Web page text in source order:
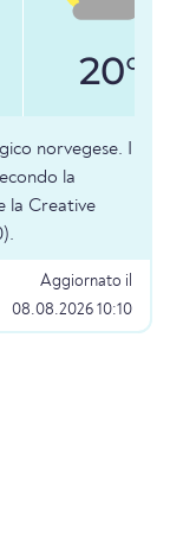
20°
norvegese. I
la
la Creative
Aggiornato il
08.08.2026 10:10